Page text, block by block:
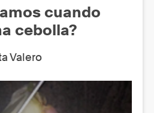
cuando
cebolla?
Valero